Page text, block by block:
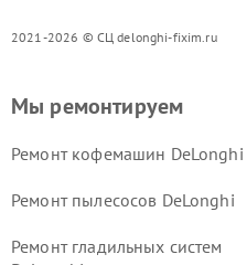
2021-2026 © СЦ delonghi-fixim.ru
Мы ремонтируем
Ремонт кофемашин DeLonghi
Ремонт пылесосов DeLonghi
Ремонт гладильных систем